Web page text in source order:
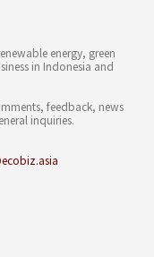
energy, green
in Indonesia and
feedback, news
inquiries.